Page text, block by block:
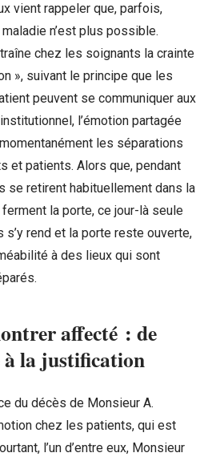
vient rappeler que, parfois,
n’est plus possible.
chez les soignants la crainte
», suivant le principe que les
peuvent se communiquer aux
l’émotion partagée
les séparations
et patients. Alors que, pendant
se retirent habituellement dans la
la porte, ce jour-là seule
rend et la porte reste ouverte,
à des lieux qui sont
affecté : de
à la justification
du décès de Monsieur A.
chez les patients, qui est
l’un d’entre eux, Monsieur